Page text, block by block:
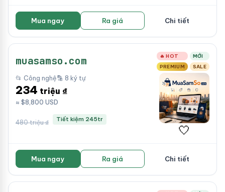
Mua ngay Ra giá Chi tiết
muasamso.com 🔥 HOT
MỚI
PREMIUM
SALE
📂 Công nghệ🔡 8 ký tự
234 triệu ₫
≈ $8,800 USD
480 triệu ₫ Tiết kiệm 245tr
🤍
Mua ngay Ra giá Chi tiết